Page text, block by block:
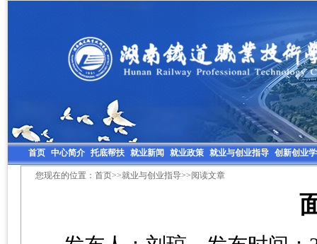
首页 中心简介 托底帮扶 就业新闻 就业政策 就业与创业指导 创新创业
您现在的位置：首页>>就业与创业指导>>阅读文章